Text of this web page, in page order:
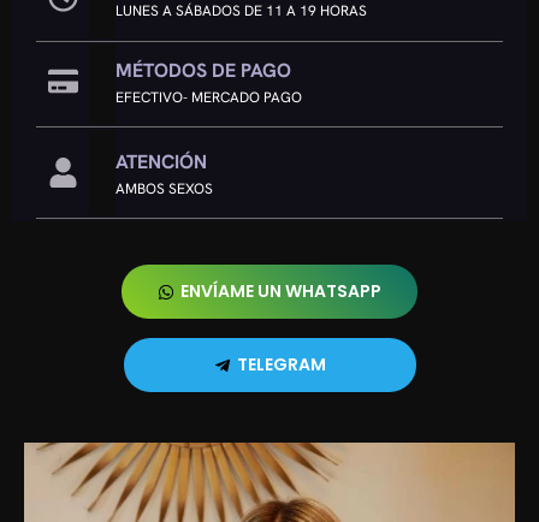
LUNES A SÁBADOS DE 11 A 19 HORAS
MÉTODOS DE PAGO
EFECTIVO- MERCADO PAGO
ATENCIÓN
AMBOS SEXOS
ENVÍAME UN WHATSAPP
TELEGRAM